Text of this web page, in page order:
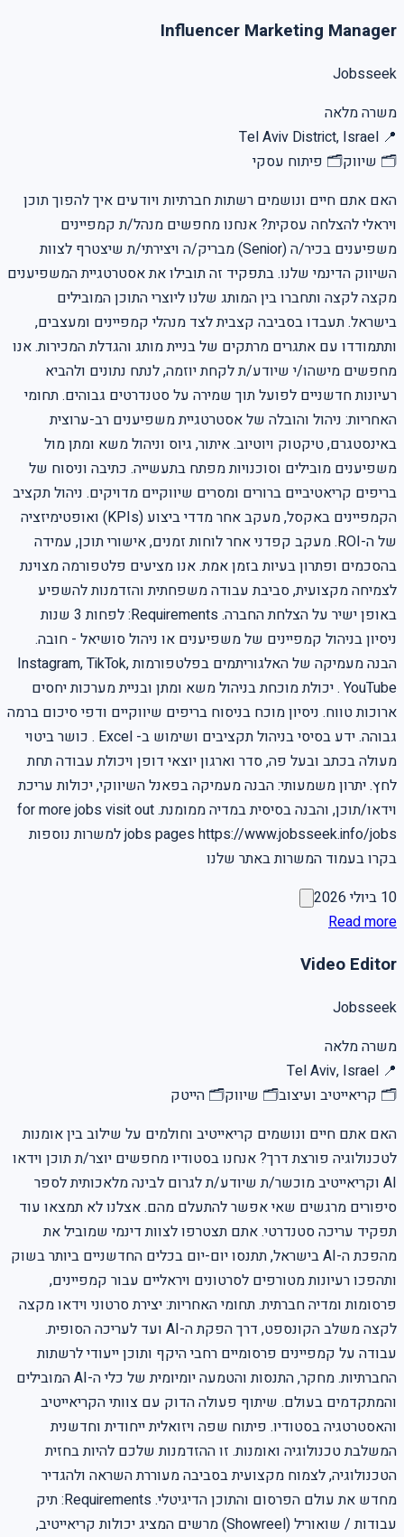
Influencer Marketing Manager
Jobsseek
משרה מלאה
📍
Tel Aviv District, Israel
🗂 שיווק🗂 פיתוח עסקי
האם אתם חיים ונושמים רשתות חברתיות ויודעים איך להפוך תוכן
ויראלי להצלחה עסקית? אנחנו מחפשים מנהל/ת קמפיינים
משפיענים בכיר/ה (Senior) מבריק/ה ויצירתי/ת שיצטרף לצוות
השיווק הדינמי שלנו. בתפקיד זה תובילו את אסטרטגיית המשפיענים
מקצה לקצה ותחברו בין המותג שלנו ליוצרי התוכן המובילים
בישראל. תעבדו בסביבה קצבית לצד מנהלי קמפיינים ומעצבים,
ותתמודדו עם אתגרים מרתקים של בניית מותג והגדלת המכירות. אנו
מחפשים מישהו/י שיודע/ת לקחת יוזמה, לנתח נתונים ולהביא
רעיונות חדשניים לפועל תוך שמירה על סטנדרטים גבוהים. תחומי
האחריות: ניהול והובלה של אסטרטגיית משפיענים רב-ערוצית
באינסטגרם, טיקטוק ויוטיוב. איתור, גיוס וניהול משא ומתן מול
משפיענים מובילים וסוכנויות מפתח בתעשייה. כתיבה וניסוח של
בריפים קריאטיביים ברורים ומסרים שיווקיים מדויקים. ניהול תקציב
הקמפיינים באקסל, מעקב אחר מדדי ביצוע (KPIs) ואופטימיזציה
של ה-ROI. מעקב קפדני אחר לוחות זמנים, אישורי תוכן, עמידה
בהסכמים ופתרון בעיות בזמן אמת. אנו מציעים פלטפורמה מצוינת
לצמיחה מקצועית, סביבת עבודה משפחתית והזדמנות להשפיע
באופן ישיר על הצלחת החברה. Requirements: לפחות 3 שנות
ניסיון בניהול קמפיינים של משפיענים או ניהול סושיאל - חובה.
הבנה מעמיקה של האלגוריתמים בפלטפורמות Instagram, TikTok,
YouTube . יכולת מוכחת בניהול משא ומתן ובניית מערכות יחסים
ארוכות טווח. ניסיון מוכח בניסוח בריפים שיווקיים ודפי סיכום ברמה
גבוהה. ידע בסיסי בניהול תקציבים ושימוש ב- Excel . כושר ביטוי
מעולה בכתב ובעל פה, סדר וארגון יוצאי דופן ויכולת עבודה תחת
לחץ. יתרון משמעותי: הבנה מעמיקה בפאנל השיווקי, יכולות עריכת
וידאו/תוכן, והבנה בסיסית במדיה ממומנת. for more jobs visit out
jobs pages https://www.jobsseek.info/jobs למשרות נוספות
בקרו בעמוד המשרות באתר שלנו
10 ביולי 2026
Read more
Video Editor
Jobsseek
משרה מלאה
📍
Tel Aviv, Israel
🗂 קריאייטיב ועיצוב🗂 שיווק🗂 הייטק
האם אתם חיים ונושמים קריאייטיב וחולמים על שילוב בין אומנות
לטכנולוגיה פורצת דרך? אנחנו בסטודיו מחפשים יוצר/ת תוכן וידאו
AI וקריאייטיב מוכשר/ת שיודע/ת לגרום לבינה מלאכותית לספר
סיפורים מרגשים שאי אפשר להתעלם מהם. אצלנו לא תמצאו עוד
תפקיד עריכה סטנדרטי. אתם תצטרפו לצוות דינמי שמוביל את
מהפכת ה-AI בישראל, תתנסו יום-יום בכלים החדשניים ביותר בשוק
ותהפכו רעיונות מטורפים לסרטונים ויראליים עבור קמפיינים,
פרסומות ומדיה חברתית. תחומי האחריות: יצירת סרטוני וידאו מקצה
לקצה משלב הקונספט, דרך הפקת ה-AI ועד לעריכה הסופית.
עבודה על קמפיינים פרסומיים רחבי היקף ותוכן ייעודי לרשתות
החברתיות. מחקר, התנסות והטמעה יומיומית של כלי ה-AI המובילים
והמתקדמים בעולם. שיתוף פעולה הדוק עם צוותי הקריאייטיב
והאסטרטגיה בסטודיו. פיתוח שפה ויזואלית ייחודית וחדשנית
המשלבת טכנולוגיה ואומנות. זו ההזדמנות שלכם להיות בחזית
הטכנולוגיה, לצמוח מקצועית בסביבה מעוררת השראה ולהגדיר
מחדש את עולם הפרסום והתוכן הדיגיטלי. Requirements: תיק
עבודות / שואוריל (Showreel) מרשים המציג יכולות קריאייטיב,